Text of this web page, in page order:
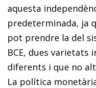
aquesta
predeterminada, ja
pot prendre la del
BCE, dues varietats
diferents i que no
La política